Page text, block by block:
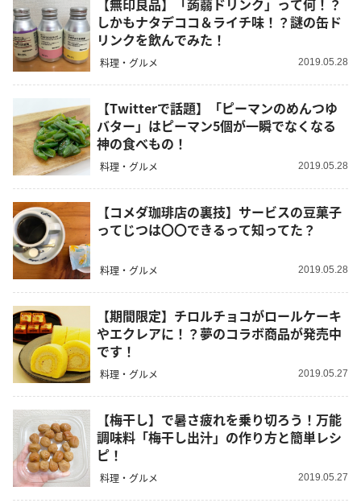
しかもナタデココ＆ライチ味！？謎の缶ド
リンクを飲んでみた！
料理・グルメ 2019.05.28
【Twitterで話題】「ピーマンのめんつゆ
バター」はピーマン5個が一瞬でなくなる
神の食べもの！
料理・グルメ 2019.05.28
【コメダ珈琲店の裏技】サービスの豆菓子
ってじつは〇〇できるって知ってた？
料理・グルメ 2019.05.28
【期間限定】チロルチョコがロールケーキ
やエクレアに！？夢のコラボ商品が発売中
です！
料理・グルメ 2019.05.27
【梅干し】で暑さ疲れを乗り切ろう！万能
調味料「梅干し出汁」の作り方と簡単レシ
ピ！
料理・グルメ 2019.05.27